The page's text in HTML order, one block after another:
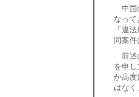
中国
なっ
「違
同案件
前述
を申
か高
はなく